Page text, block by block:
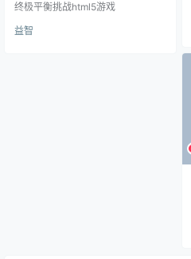
终极平衡挑战html5游戏
益智